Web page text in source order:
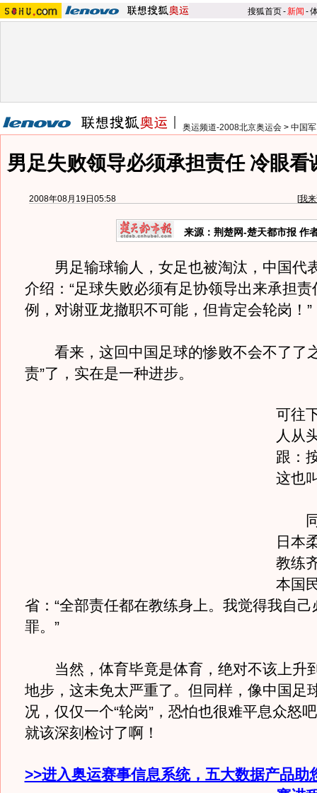
搜狐首页-新闻 -
奥运频道-2008北京奥运会 > 中国
男足失败领导必须承担责任 冷眼看
2008年08月19日05:58 [我
来源：荆楚网-楚天都市报 作
男足输球输人，女足也被淘汰，中国代
介绍：“足球失败必须有足协领导出来承担责
例，对谢亚龙撤职不可能，但肯定会轮岗！”
看来，这回中国足球的惨败不会不了了
责”了，实在是一种进步。
可往
人从
跟：
这也
同
日本
教练
本国
省：“全部责任都在教练身上。我觉得我自
罪。”
当然，体育毕竟是体育，绝对不该上升到
地步，这未免太严重了。但同样，像中国足
况，仅仅一个“轮岗”，恐怕也很难平息众怒
就该深刻检讨了啊！
>>进入奥运赛事信息系统，五大数据产品助